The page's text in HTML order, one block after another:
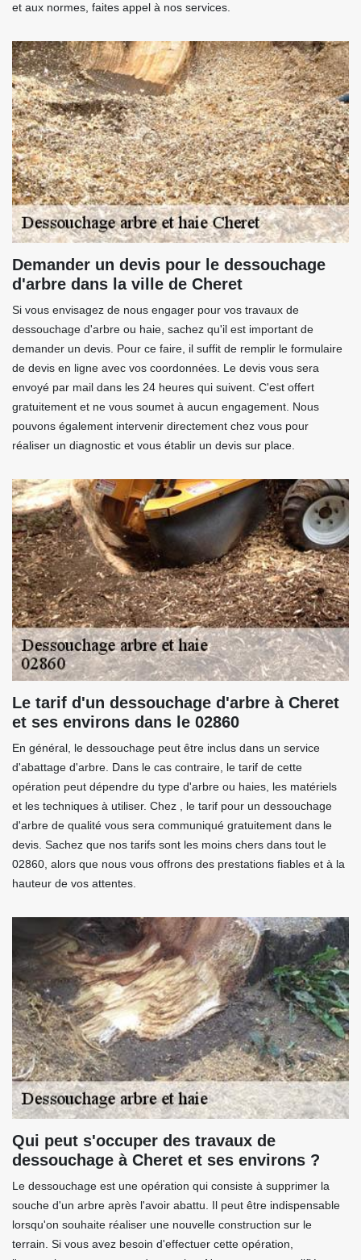
et aux normes, faites appel à nos services.
Demander un devis pour le dessouchage
d'arbre dans la ville de Cheret
Si vous envisagez de nous engager pour vos travaux de
dessouchage d'arbre ou haie, sachez qu'il est important de
demander un devis. Pour ce faire, il suffit de remplir le formulaire
de devis en ligne avec vos coordonnées. Le devis vous sera
envoyé par mail dans les 24 heures qui suivent. C'est offert
gratuitement et ne vous soumet à aucun engagement. Nous
pouvons également intervenir directement chez vous pour
réaliser un diagnostic et vous établir un devis sur place.
Le tarif d'un dessouchage d'arbre à Cheret
et ses environs dans le 02860
En général, le dessouchage peut être inclus dans un service
d'abattage d'arbre. Dans le cas contraire, le tarif de cette
opération peut dépendre du type d'arbre ou haies, les matériels
et les techniques à utiliser. Chez , le tarif pour un dessouchage
d'arbre de qualité vous sera communiqué gratuitement dans le
devis. Sachez que nos tarifs sont les moins chers dans tout le
02860, alors que nous vous offrons des prestations fiables et à la
hauteur de vos attentes.
Qui peut s'occuper des travaux de
dessouchage à Cheret et ses environs ?
Le dessouchage est une opération qui consiste à supprimer la
souche d'un arbre après l'avoir abattu. Il peut être indispensable
lorsqu'on souhaite réaliser une nouvelle construction sur le
terrain. Si vous avez besoin d'effectuer cette opération,